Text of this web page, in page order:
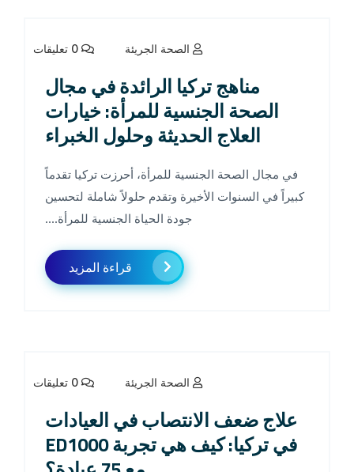
الصحة الجريئة
مناهج تركيا الرائدة في مجال
الصحة الجنسية للمرأة: خيارات
العلاج الحديثة وحلول الخبراء
في مجال الصحة الجنسية للمرأة، أحرزت تركيا تقدماً
كبيراً في السنوات الأخيرة وتقدم حلولاً شاملة لتحسين
جودة الحياة الجنسية للمرأة....
قراءة المزيد
الصحة الجريئة
علاج ضعف الانتصاب في العيادات
في تركيا: كيف هي تجربة ED1000